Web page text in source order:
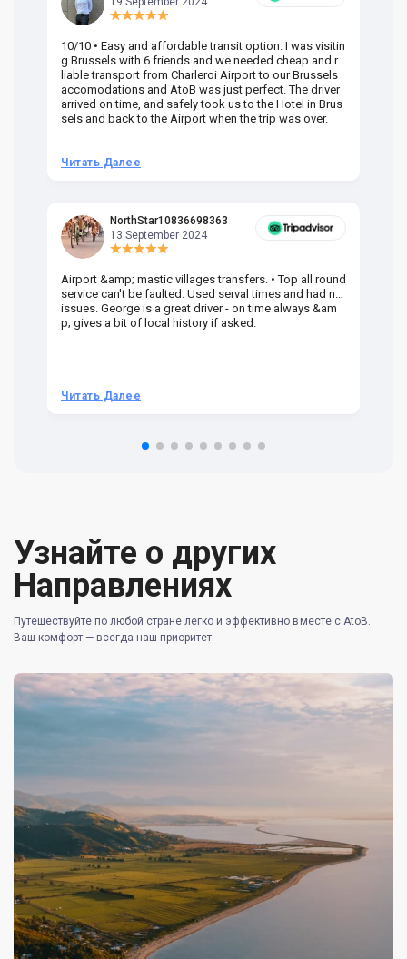
10/10 • Easy and affordable transit option. I was visitin
g Brussels with 6 friends and we needed cheap and re
liable transport from Charleroi Airport to our Brussels
accomodations and AtoB was just perfect. The driver
arrived on time, and safely took us to the Hotel in Brus
sels and back to the Airport when the trip was over.
Читать Далее
NorthStar10836698363
13 September 2024
Airport &amp; mastic villages transfers. • Top all round
service can't be faulted. Used serval times and had no
issues. George is a great driver - on time always &am
p; gives a bit of local history if asked.
Читать Далее
Узнайте о других
Направлениях
Путешествуйте по любой стране легко и эффективно вместе с AtoB.
Ваш комфорт — всегда наш приоритет.